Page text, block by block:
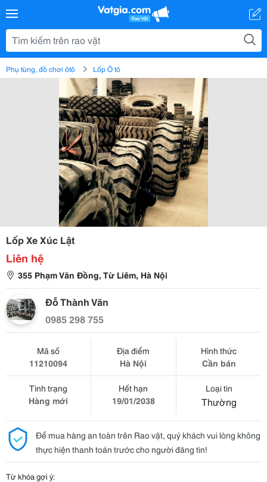
Phụ tùng, đồ chơi ôtô Lốp Ô tô
Lốp Xe Xúc Lật
Liên hệ
355 Phạm Văn Đồng, Từ Liêm, Hà Nội
Đỗ Thành Văn
0985 298 755
Mã số
11210094
Địa điểm
Hà Nội
Hình thức
Cần bán
Tình trạng
Hàng mới
Hết hạn
19/01/2038
Loại tin
Thường
Để mua hàng an toàn trên Rao vặt, quý khách vui lòng không
thực hiện thanh toán trước cho người đăng tin!
Từ khóa gợi ý: